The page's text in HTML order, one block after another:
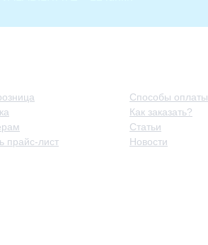
прайс-лист
Способы оплаты
Как заказать?
Статьи
Новости